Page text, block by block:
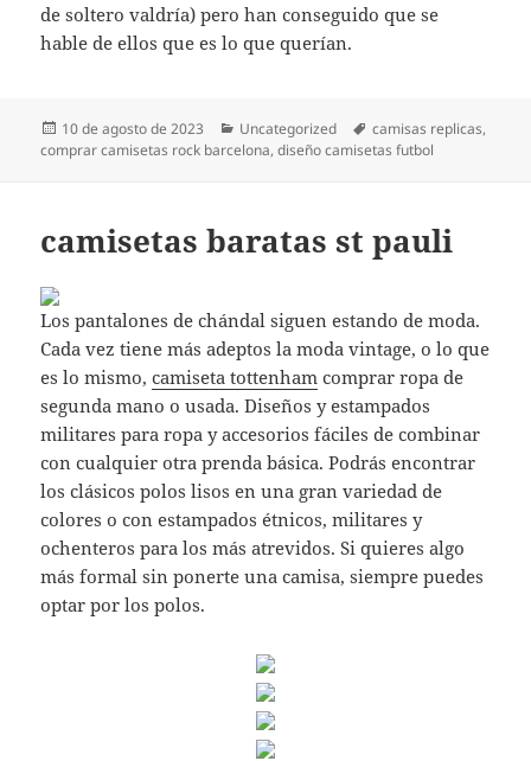
de soltero valdría) pero han conseguido que se
hable de ellos que es lo que querían.
Publicado
el
10 de agosto de 2023 Categorías
Uncategorized Etiquetas
camisas replicas,
comprar camisetas rock barcelona,diseño camisetas futbol
camisetas baratas st pauli
Los pantalones de chándal siguen estando de moda.
Cada vez tiene más adeptos la moda vintage, o lo que
es lo mismo,camiseta tottenham comprar ropa de
segunda mano o usada. Diseños y estampados
militares para ropa y accesorios fáciles de combinar
con cualquier otra prenda básica. Podrás encontrar
los clásicos polos lisos en una gran variedad de
colores o con estampados étnicos, militares y
ochenteros para los más atrevidos. Si quieres algo
más formal sin ponerte una camisa, siempre puedes
optar por los polos.